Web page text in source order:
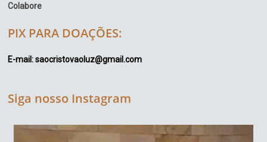
Colabore
PIX PARA DOAÇÕES:
E-mail: saocristovaoluz@gmail.com
Siga nosso Instagram